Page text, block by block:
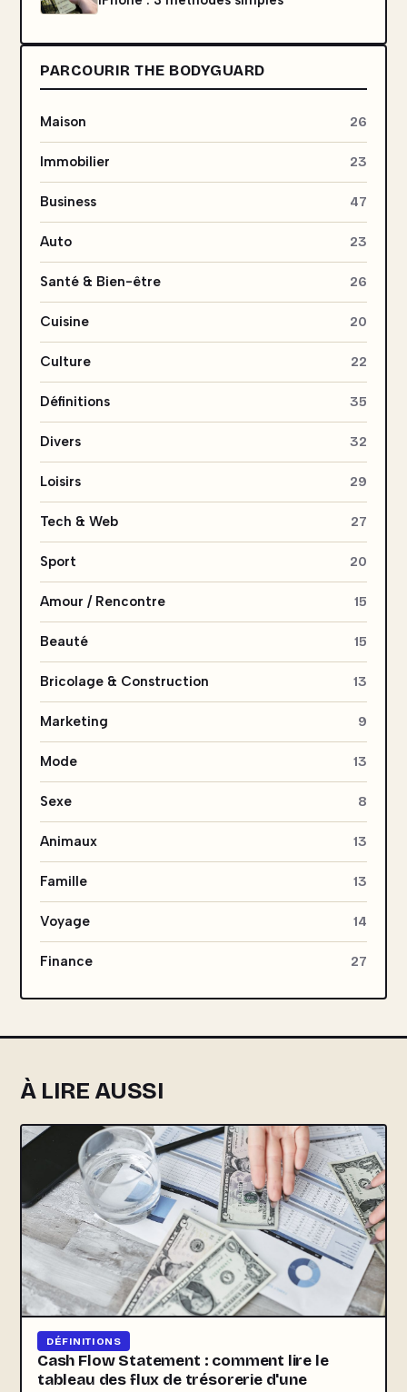
PARCOURIR THE BODYGUARD
Maison 26
Immobilier 23
Business 47
Auto 23
Santé & Bien-être 26
Cuisine 20
Culture 22
Définitions 35
Divers 32
Loisirs 29
Tech & Web 27
Sport 20
Amour / Rencontre 15
Beauté 15
Bricolage & Construction 13
Marketing 9
Mode 13
Sexe 8
Animaux 13
Famille 13
Voyage 14
Finance 27
À LIRE AUSSI
DÉFINITIONS
Cash Flow Statement : comment lire le
tableau des flux de trésorerie d'une